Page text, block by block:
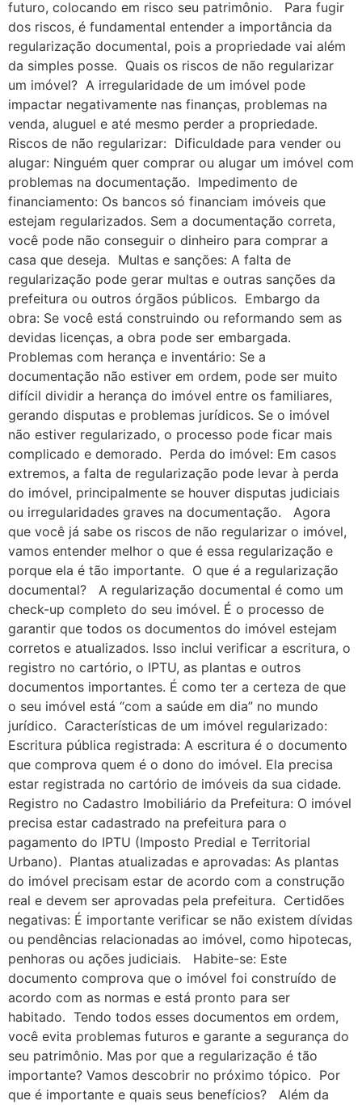
futuro, colocando em risco seu patrimônio. Para fugir
dos riscos, é fundamental entender a importância da
regularização documental, pois a propriedade vai além
da simples posse. Quais os riscos de não regularizar
um imóvel? A irregularidade de um imóvel pode
impactar negativamente nas finanças, problemas na
venda, aluguel e até mesmo perder a propriedade.
Riscos de não regularizar: Dificuldade para vender ou
alugar: Ninguém quer comprar ou alugar um imóvel com
problemas na documentação. Impedimento de
financiamento: Os bancos só financiam imóveis que
estejam regularizados. Sem a documentação correta,
você pode não conseguir o dinheiro para comprar a
casa que deseja. Multas e sanções: A falta de
regularização pode gerar multas e outras sanções da
prefeitura ou outros órgãos públicos. Embargo da
obra: Se você está construindo ou reformando sem as
devidas licenças, a obra pode ser embargada.
Problemas com herança e inventário: Se a
documentação não estiver em ordem, pode ser muito
difícil dividir a herança do imóvel entre os familiares,
gerando disputas e problemas jurídicos. Se o imóvel
não estiver regularizado, o processo pode ficar mais
complicado e demorado. Perda do imóvel: Em casos
extremos, a falta de regularização pode levar à perda
do imóvel, principalmente se houver disputas judiciais
ou irregularidades graves na documentação. Agora
que você já sabe os riscos de não regularizar o imóvel,
vamos entender melhor o que é essa regularização e
porque ela é tão importante. O que é a regularização
documental? A regularização documental é como um
check-up completo do seu imóvel. É o processo de
garantir que todos os documentos do imóvel estejam
corretos e atualizados. Isso inclui verificar a escritura, o
registro no cartório, o IPTU, as plantas e outros
documentos importantes. É como ter a certeza de que
o seu imóvel está “com a saúde em dia” no mundo
jurídico. Características de um imóvel regularizado:
Escritura pública registrada: A escritura é o documento
que comprova quem é o dono do imóvel. Ela precisa
estar registrada no cartório de imóveis da sua cidade.
Registro no Cadastro Imobiliário da Prefeitura: O imóvel
precisa estar cadastrado na prefeitura para o
pagamento do IPTU (Imposto Predial e Territorial
Urbano). Plantas atualizadas e aprovadas: As plantas
do imóvel precisam estar de acordo com a construção
real e devem ser aprovadas pela prefeitura. Certidões
negativas: É importante verificar se não existem dívidas
ou pendências relacionadas ao imóvel, como hipotecas,
penhoras ou ações judiciais. Habite-se: Este
documento comprova que o imóvel foi construído de
acordo com as normas e está pronto para ser
habitado. Tendo todos esses documentos em ordem,
você evita problemas futuros e garante a segurança do
seu patrimônio. Mas por que a regularização é tão
importante? Vamos descobrir no próximo tópico. Por
que é importante e quais seus benefícios? Além da